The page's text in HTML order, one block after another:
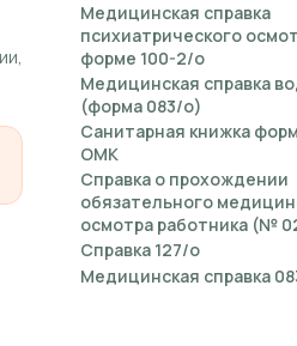
Медицинская справка
психиатрического
форме 100-2/о
Медицинская справка
(форма 083/о)
Санитарная книжка
ОМК
Справка о прохождении
обязательного
осмотра работника (№
Справка 127/о
Медицинская справка